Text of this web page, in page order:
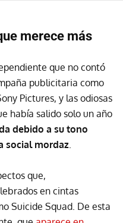
merece más
que no contó
publicitaria como
Pictures, y las odiosas
había salido solo un año
debido a su tono
social mordaz.
que,
en cintas
Suicide Squad. De esta